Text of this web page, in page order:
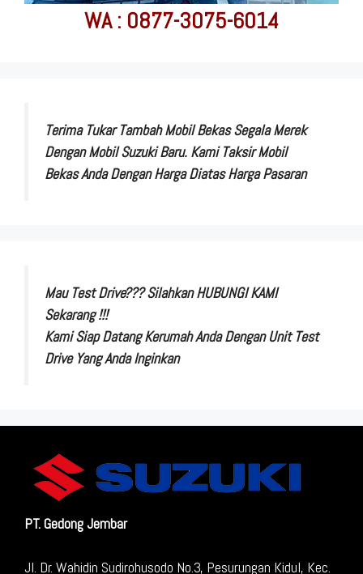
WA : 0877-3075-6014
Terima Tukar Tambah Mobil Bekas Segala Merek
Dengan Mobil Suzuki Baru. Kami Taksir Mobil
Bekas Anda Dengan Harga Diatas Harga Pasaran
Mau Test Drive??? Silahkan HUBUNGI KAMI
Sekarang !!!
Kami Siap Datang Kerumah Anda Dengan Unit Test
Drive Yang Anda Inginkan
PT. Gedong Jembar
Jl. Dr. Wahidin Sudirohusodo No.3, Pesurungan Kidul, Kec.